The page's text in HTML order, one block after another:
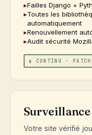
Failles Django +
Toutes les
automatiquement
Renouvellement
Audit sécurité
▮ CONTINU ·
Votre site vérifié